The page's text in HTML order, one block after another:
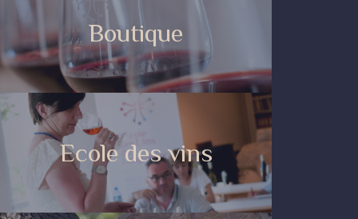
Boutique
Ecole des vins